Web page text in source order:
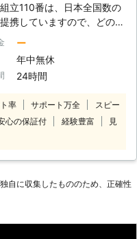
、何らかの不具合が起こり
配事がございましたら、お
までご連絡下さい。お客様
絡をスタッフ一同お待ちし
。
立110番は、日本全国数の
携していますので、どの地
まいのお客様でも迅速に対応
ーでは24
年中無休でお電話を受け付
。 深夜でも早朝でもお客
ーのスタ
様のお悩みをお聞きしま
「説明書を見ても家具の組
いかないから対応してほし
利用ください。 大きくて
ー
年中無休
24時間
率 サポート万全
スピー
心の保証付 経験豊富
見
⾃に収集したもののため、正確性